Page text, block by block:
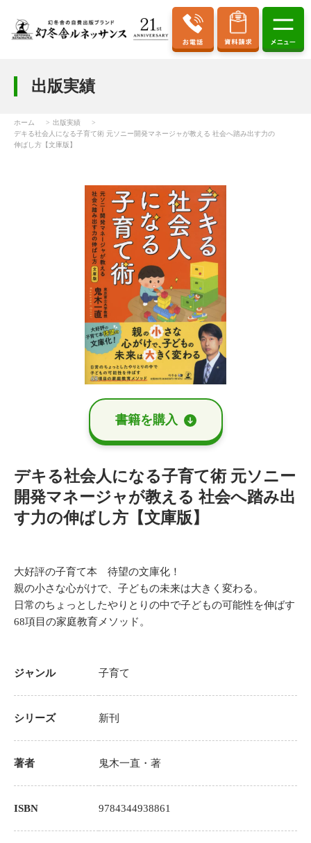
出版実績
ホーム
出版実績
デキる社会人になる子育て術 元ソニー開発マネージャが教える 社会へ踏み出す力の
伸ばし方【文庫版】
書籍を購⼊
デキる社会人になる子育て術 元ソニー
開発マネージャが教える 社会へ踏み出
す力の伸ばし方【文庫版】
大好評の子育て本 待望の文庫化！
親の小さな心がけで、子どもの未来は大きく変わる。
日常のちょっとしたやりとりの中で子どもの可能性を伸ばす
68項目の家庭教育メソッド。
ジャンル 子育て
シリーズ 新刊
著者 鬼木一直 ・著
ISBN 9784344938861